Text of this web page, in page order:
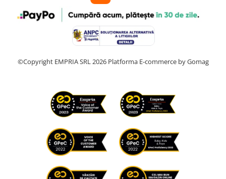
©Copyright EMPRIA SRL 2026 Platforma E-commerce by Gomag